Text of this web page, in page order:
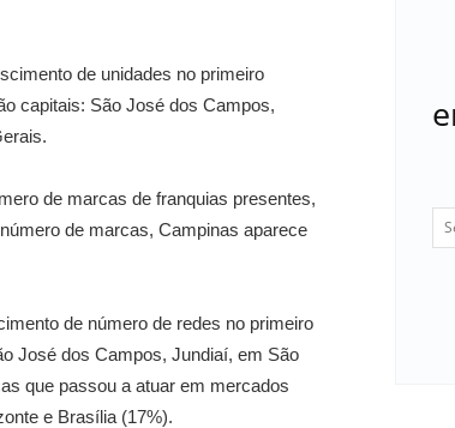
de unidades no primeiro
capitais: São José dos Campos,
de marcas de franquias presentes,
de marcas, Campinas aparece
de número de redes no primeiro
José dos Campos, Jundiaí, em São
que passou a atuar em mercados
e Brasília (17%).